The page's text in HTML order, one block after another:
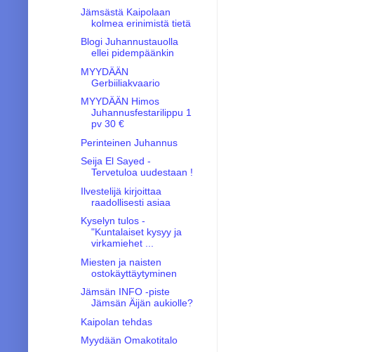
Jämsästä Kaipolaan
kolmea erinimistä tietä
Blogi Juhannustauolla
ellei pidempäänkin
MYYDÄÄN
Gerbiiliakvaario
MYYDÄÄN Himos
Juhannusfestarilippu 1
pv 30 €
Perinteinen Juhannus
Seija El Sayed -
Tervetuloa uudestaan !
Ilvestelijä kirjoittaa
raadollisesti asiaa
Kyselyn tulos -
"Kuntalaiset kysyy ja
virkamiehet ...
Miesten ja naisten
ostokäyttäytyminen
Jämsän INFO -piste
Jämsän Äijän aukiolle?
Kaipolan tehdas
Myydään Omakotitalo